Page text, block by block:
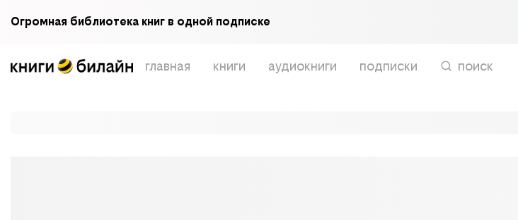
Огромная библиотека книг в одной подписке
главная книги аудиокниги подписки поиск